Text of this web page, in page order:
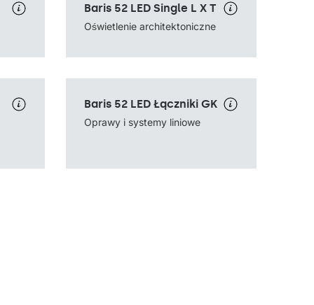
Baris 52 LED Single L X T
Oświetlenie architektoniczne
Źródło światła
LED
Sposób montażu
zwieszany
Baris 52 LED Łączniki GK
Oprawy i systemy liniowe
Źródło światła
LED
Sposób montażu
podtynkowy